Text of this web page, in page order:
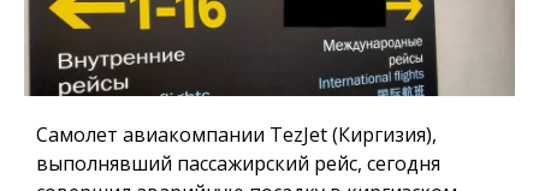
Самолет авиакомпании TezJet (Киргизия),
выполнявший пассажирский рейс, сегодня